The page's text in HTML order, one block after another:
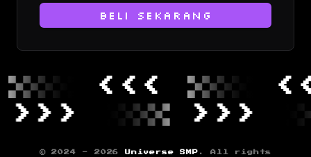
Beli Sekarang
<<<
<<<
>>>
>>>
© 2024 - 2026 Universe SMP . All rights